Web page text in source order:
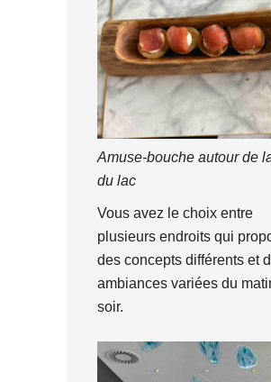
Amuse-bouche autour de
du lac
Vous avez le choix entre
plusieurs endroits qui
des concepts différents et
ambiances variées du
soir.